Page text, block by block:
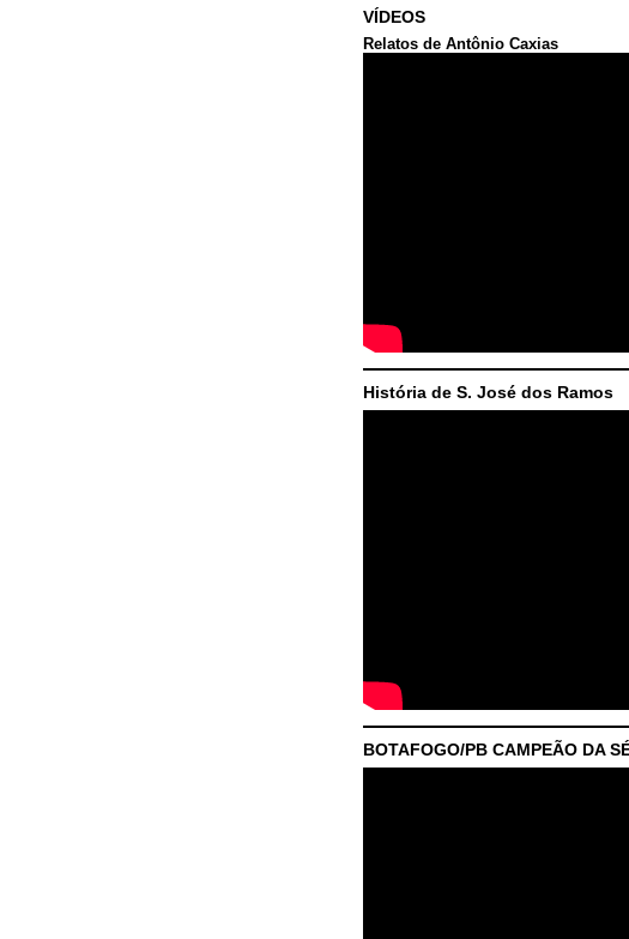
VÍDEOS
Relatos de Antônio Caxias
História de S. José dos Ramos
BOTAFOGO/PB CAMPEÃO DA